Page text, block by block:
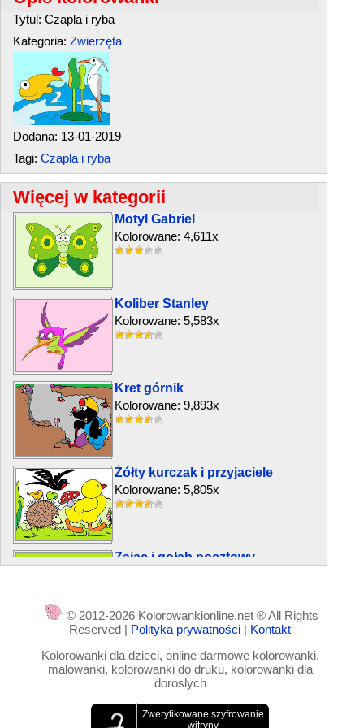
Tytul: Czapla i ryba
Kategoria: Zwierzęta
Dodana: 13-01-2019
Tagi: Czapla i ryba
Więcej w kategorii
Motyl Gabriel
Kolorowane: 4,611x
Koliber Stanley
Kolorowane: 5,583x
Kret górnik
Kolorowane: 9,893x
Żółty kurczak i przyjaciele
Kolorowane: 5,805x
Zając i gołąb pocztowy
Kolorowane: 12,536x
© 2012-2026 Kolorowankionline.net ® All Rights
Reserved | Polityka prywatności | Kontakt
Kolorowanki dla dzieci, online darmowe kolorowanki,
malowanki, kolorowanki do druku, kolorowanki dla
doroslych